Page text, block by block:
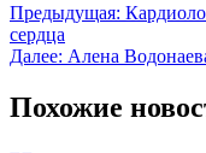
Предыдущая:
сердца
Далее: Алена
Похожие